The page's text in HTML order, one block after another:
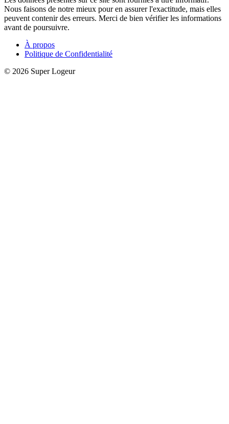
Nous faisons de notre mieux pour en assurer l'exactitude, mais elles
peuvent contenir des erreurs. Merci de bien vérifier les informations
avant de poursuivre.
À propos
Politique de Confidentialité
© 2026 Super Logeur